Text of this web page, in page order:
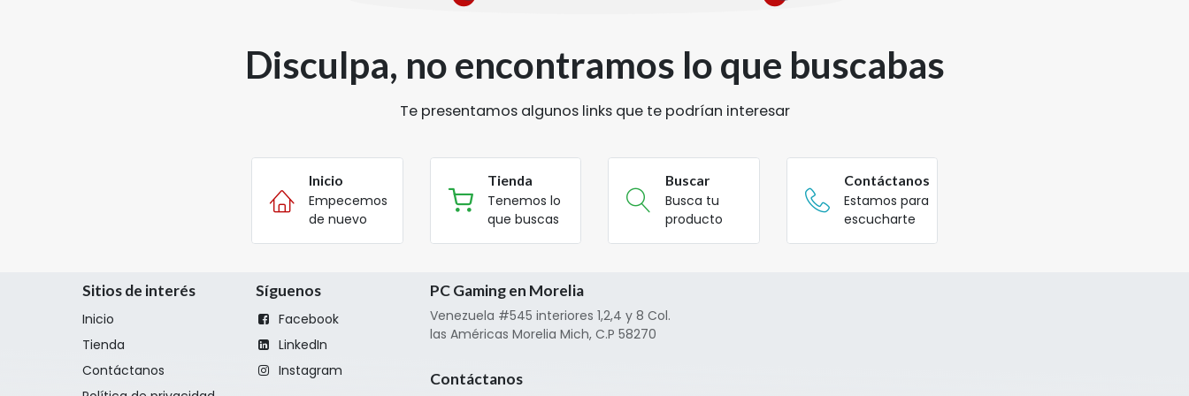
Disculpa, no encontramos lo que buscabas
Te presentamos algunos links que te podrían interesar
Inicio
Empecemos
de nuevo
Tienda
Tenemos lo
que buscas
Buscar
Busca tu
producto
Contáctanos
Estamos para
escucharte
Sitios de interés
Inicio
Tienda
Contáctanos
Síguenos
Facebook
LinkedIn
Instagram
Contáctanos
PC Gaming en Morelia
Venezuela #545 interiores 1,2,4 y 8 Col.
las Américas Morelia Mich, C.P 58270